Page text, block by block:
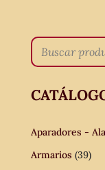
Aparadores -
Armarios (39)